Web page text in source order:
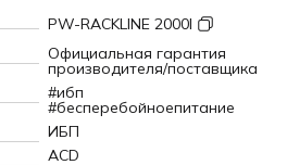
PW-RACKLINE 2000I
Официальная гарантия
производителя/поставщика
#ибп
#бесперебойноепитание
ИБП
ACD